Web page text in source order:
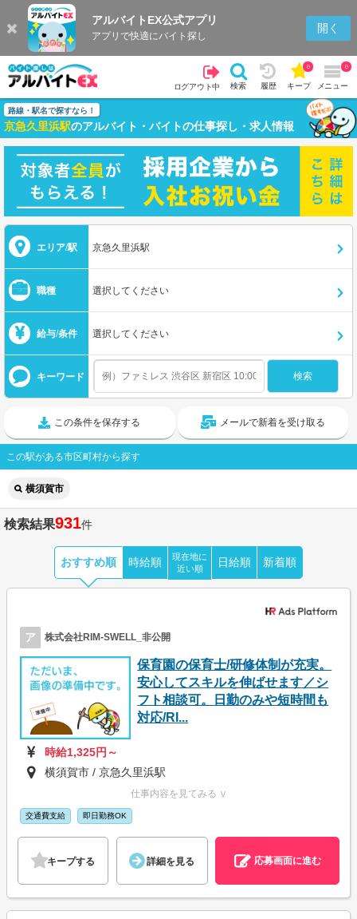
アルバイトEX公式アプリ
アプリで快適にバイト探し
開く
ログアウト中 検索 履歴 キープ
0
メニュー
0
路線・駅名で探すなら！
京急久里浜駅のアルバイト・バイトの仕事探し・求人情報
エリア/駅 京急久里浜駅
職種 選択してください
給与/条件 選択してください
キーワード
この条件を保存する メールで新着を受け取る
この駅がある市区町村から探す
横須賀市
検索結果931件
おすすめ順 時給順
現在地に
近い順
日給順 新着順
ア 株式会社RIM-SWELL_非公開
保育園の保育士/研修体制が充実。
安心してスキルを伸ばせます／シ
フト相談可。日勤のみや短時間も
対応/RI...
時給1,325円～
横須賀市 / 京急久里浜駅
仕事内容を見てみる ∨
交通費支給 即日勤務OK
キープする 詳細を見る 応募画面に進む